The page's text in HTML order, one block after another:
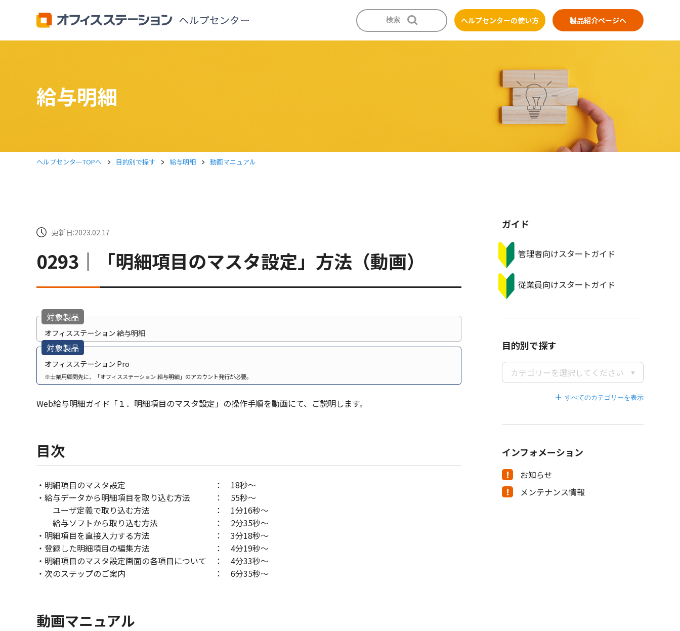
検索 ヘルプセンターの使い方 製品紹介ページへ
給与明細
ヘルプセンターTOPへ > 目的別で探す > 給与明細 > 動画マニュアル
更新日:2023.02.17
0293｜「明細項目のマスタ設定」方法（動画）
対象製品
オフィスステーション 給与明細
対象製品
オフィスステーション Pro
※士業用顧問先に、「オフィスステーション 給与明細」のアカウント発行が必要。
Web給与明細ガイド「１．明細項目のマスタ設定」の操作手順を動画にて、ご説明します。
目次
・明細項目のマスタ設定 ： 18秒～
・給与データから明細項目を取り込む方法 ： 55秒～
ユーザ定義で取り込む方法 ： 1分16秒～
給与ソフトから取り込む方法 ： 2分35秒～
・明細項目を直接入力する方法 ： 3分18秒～
・登録した明細項目の編集方法 ： 4分19秒～
・明細項目のマスタ設定画面の各項目について ： 4分33秒～
・次のステップのご案内 ： 6分35秒～
動画マニュアル
ガイド
管理者向けスタートガイド
従業員向けスタートガイド
目的別で探す
カテゴリーを選択してください
すべてのカテゴリーを
インフォメーション
お知らせ
メンテナンス情報